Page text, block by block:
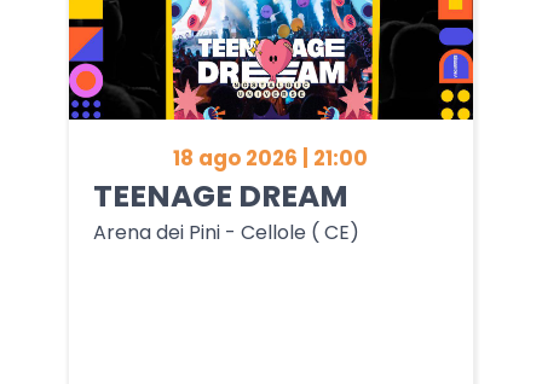
18 ago 2026 | 21:00
TEENAGE DREAM
Arena dei Pini - Cellole ( CE)